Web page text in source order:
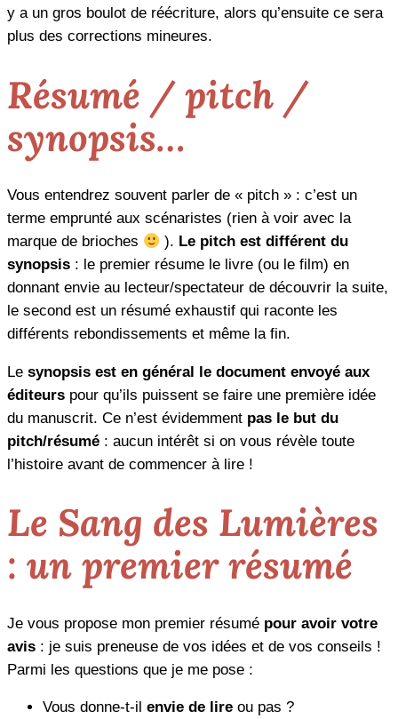
y a un gros boulot de réécriture, alors qu’ensuite ce sera
plus des corrections mineures.
Résumé / pitch /
synopsis…
Vous entendrez souvent parler de « pitch » : c’est un
terme emprunté aux scénaristes (rien à voir avec la
marque de brioches
). Le pitch est différent du
synopsis : le premier résume le livre (ou le film) en
donnant envie au lecteur/spectateur de découvrir la suite,
le second est un résumé exhaustif qui raconte les
différents rebondissements et même la fin.
Le synopsis est en général le document envoyé aux
éditeurs pour qu’ils puissent se faire une première idée
du manuscrit. Ce n’est évidemment pas le but du
pitch/résumé : aucun intérêt si on vous révèle toute
l’histoire avant de commencer à lire !
Le Sang des Lumières
: un premier résumé
Je vous propose mon premier résumé pour avoir votre
avis : je suis preneuse de vos idées et de vos conseils !
Parmi les questions que je me pose :
Vous donne-t-il envie de lire ou pas ?